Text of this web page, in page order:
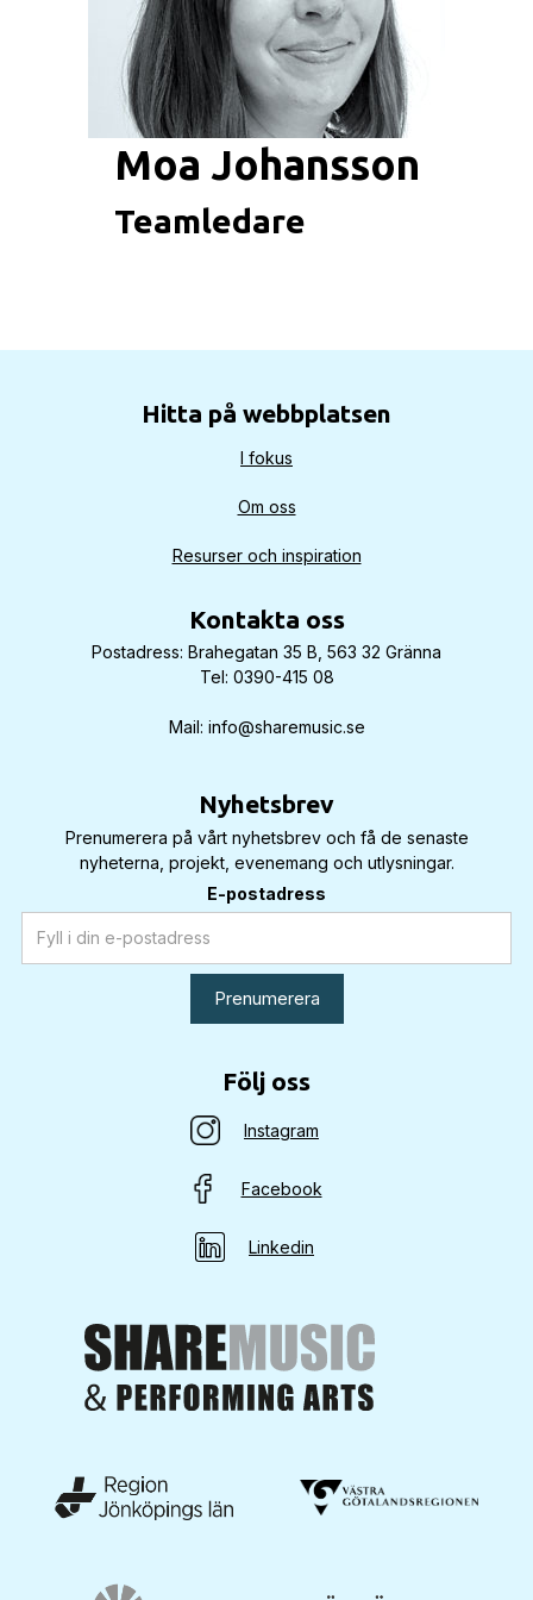
Moa Johansson
Teamledare
Hitta på webbplatsen
I fokus
Om oss
Resurser och inspiration
Kontakta oss
Postadress: Brahegatan 35 B, 563 32 Gränna
Tel: 0390-415 08
Mail: info@sharemusic.se
Nyhetsbrev
Prenumerera på vårt nyhetsbrev och få de senaste
nyheterna, projekt, evenemang och utlysningar.
E-postadress
Följ oss
Instagram
Facebook
Linkedin